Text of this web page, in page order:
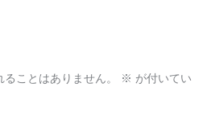
ことはありません。 ※ が付いてい